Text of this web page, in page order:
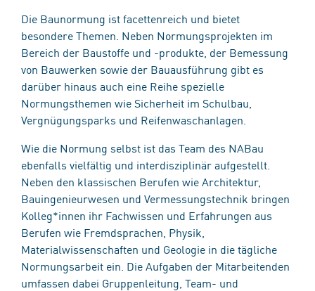
Die Baunormung ist facettenreich und bietet
besondere Themen. Neben Normungsprojekten im
Bereich der Baustoffe und -produkte, der Bemessung
von Bauwerken sowie der Bauausführung gibt es
darüber hinaus auch eine Reihe spezielle
Normungsthemen wie Sicherheit im Schulbau,
Vergnügungsparks und Reifenwaschanlagen.
Wie die Normung selbst ist das Team des NABau
ebenfalls vielfältig und interdisziplinär aufgestellt.
Neben den klassischen Berufen wie Architektur,
Bauingenieurwesen und Vermessungstechnik bringen
Kolleg*innen ihr Fachwissen und Erfahrungen aus
Berufen wie Fremdsprachen, Physik,
Materialwissenschaften und Geologie in die tägliche
Normungsarbeit ein. Die Aufgaben der Mitarbeitenden
umfassen dabei Gruppenleitung, Team- und